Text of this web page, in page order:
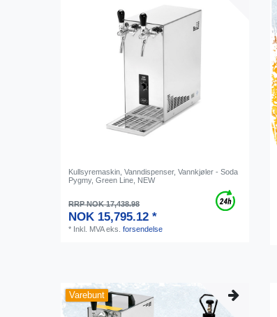
Kullsyremaskin, Vanndispenser, Vannkjøler - Soda
Pygmy, Green Line, NEW
RRP NOK 17,438.98
NOK 15,795.12 *
* Inkl. MVAeks.forsendelse
Varebunt